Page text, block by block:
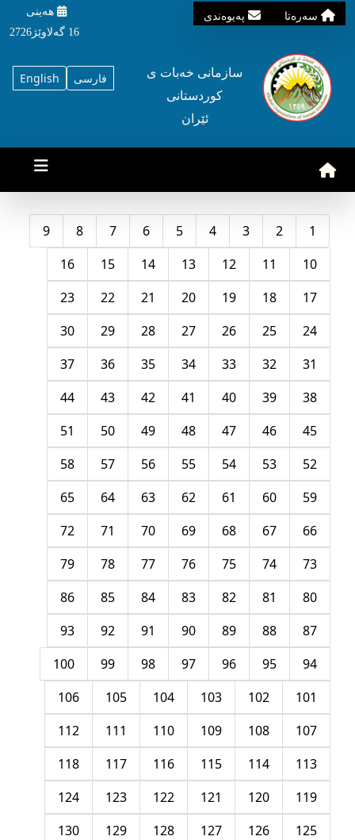
سه‌ره‌تا په‌یوه‌ندی
هه‌ینی
16 گه‌لاوێژ2726
English فارسی
سازمانی خه‌بات ی
کوردستانی
ئێران
1
2
3
4
5
6
7
8
9
10
11
12
13
14
15
16
17
18
19
20
21
22
23
24
25
26
27
28
29
30
31
32
33
34
35
36
37
38
39
40
41
42
43
44
45
46
47
48
49
50
51
52
53
54
55
56
57
58
59
60
61
62
63
64
65
66
67
68
69
70
71
72
73
74
75
76
77
78
79
80
81
82
83
84
85
86
87
88
89
90
91
92
93
94
95
96
97
98
99
100
101
102
103
104
105
106
107
108
109
110
111
112
113
114
115
116
117
118
119
120
121
122
123
124
125
126
127
128
129
130